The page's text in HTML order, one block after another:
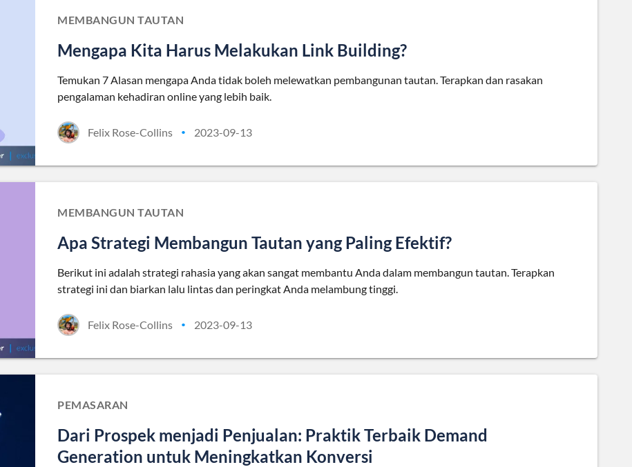
MEMBANGUN TAUTAN
Mengapa Kita Harus Melakukan Link Building?
Temukan 7 Alasan mengapa Anda tidak boleh melewatkan pembangunan tautan. Terapkan dan rasakan
pengalaman kehadiran online yang lebih baik.
Felix Rose-Collins • 2023-09-13
MEMBANGUN TAUTAN
Apa Strategi Membangun Tautan yang Paling Efektif?
Berikut ini adalah strategi rahasia yang akan sangat membantu Anda dalam membangun tautan. Terapkan
strategi ini dan biarkan lalu lintas dan peringkat Anda melambung tinggi.
Felix Rose-Collins • 2023-09-13
PEMASARAN
Dari Prospek menjadi Penjualan: Praktik Terbaik Demand
Generation untuk Meningkatkan Konversi